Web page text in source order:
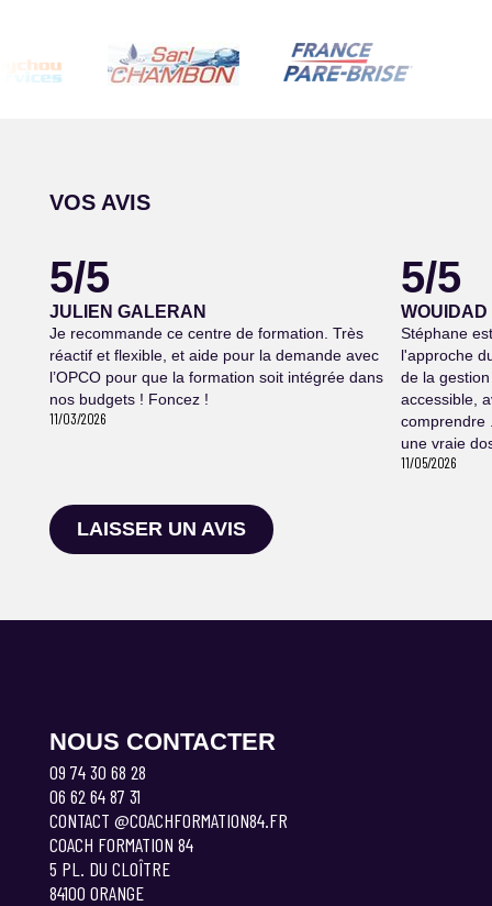
VOS AVIS
5/5
JULIEN GALERAN
Je recommande ce centre de formation. Très
réactif et flexible, et aide pour la demande avec
l’OPCO pour que la formation soit intégrée dans
nos budgets ! Foncez !
11/03/2026
5/5
WOUIDAD
Stéphane
l'approche
de la
accessible,
comprendre
une vraie
11/05/2026
LAISSER UN AVIS
NOUS CONTACTER
09 74 30 68 28
06 62 64 87 31
CONTACT @COACHFORMATION84.FR
COACH FORMATION 84
5 PL. DU CLOÎTRE
84100 ORANGE